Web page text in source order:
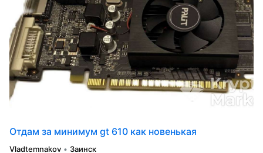
Отдам за минимум gt 610 как новенькая
Vladtemnakov • Заинск